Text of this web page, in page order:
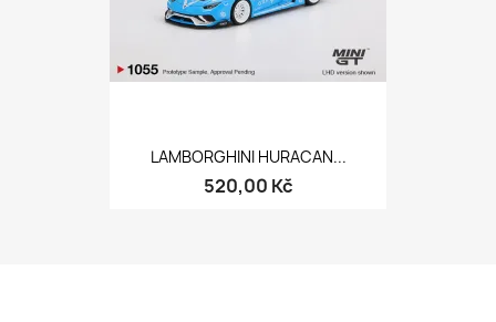
LAMBORGHINI HURACAN...
520,00 Kč